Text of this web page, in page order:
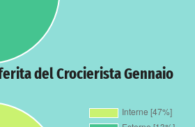
del Crocierista Gennaio